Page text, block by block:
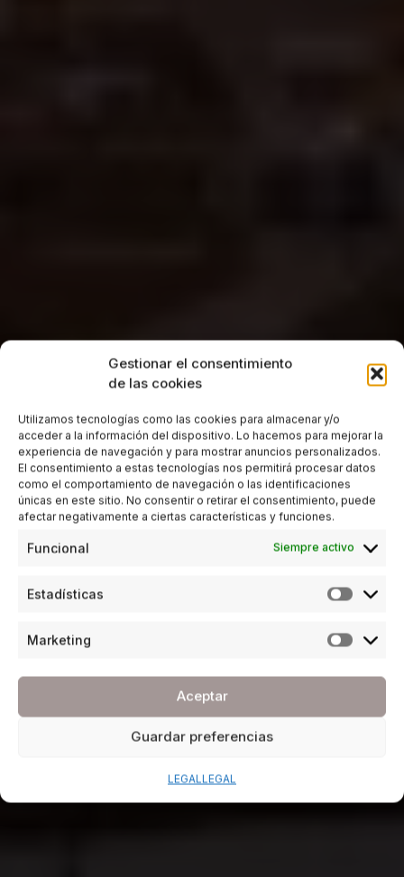
Gestionar el consentimiento
de las cookies
Utilizamos tecnologías como las cookies para almacenar y/o
acceder a la información del dispositivo. Lo hacemos para mejorar la
experiencia de navegación y para mostrar anuncios personalizados.
El consentimiento a estas tecnologías nos permitirá procesar datos
como el comportamiento de navegación o las identificaciones
únicas en este sitio. No consentir o retirar el consentimiento, puede
afectar negativamente a ciertas características y funciones.
Funcional Siempre activo
Estadísticas
Marketing
Aceptar
Guardar preferencias
LEGALLEGAL